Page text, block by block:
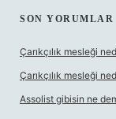
SON YORUMLAR
Çarıkçılık mesleği
Çarıkçılık mesleği
Assolist gibisin ne